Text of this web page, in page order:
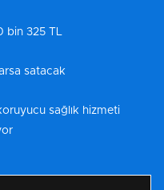
bin 325 TL
satacak
sağlık hizmeti